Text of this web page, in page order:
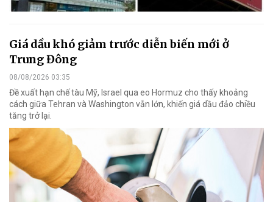
Giá dầu khó giảm trước diễn biến mới ở
Trung Đông
08/08/2026 03:35
Đề xuất hạn chế tàu Mỹ, Israel qua eo Hormuz cho thấy khoảng
cách giữa Tehran và Washington vẫn lớn, khiến giá dầu đảo chiều
tăng trở lại.